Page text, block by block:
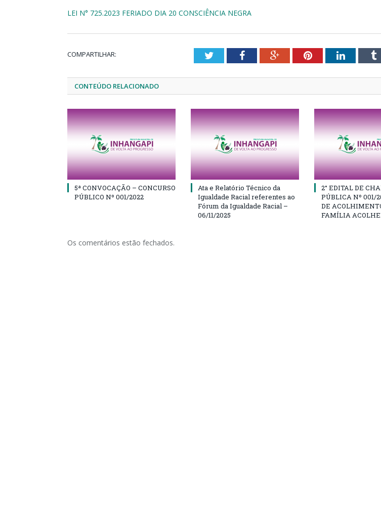
LEI N° 725.2023 FERIADO DIA 20 CONSCIÊNCIA NEGRA
COMPARTILHAR: TwitterFacebookGoogle+PinterestLinkedIn
CONTEÚDO RELACIONADO
5ª CONVOCAÇÃO – CONCURSO
PÚBLICO Nº 001/2022
Ata e Relatório Técnico da
Igualdade Racial referentes ao
Fórum da Igualdade Racial –
06/11/2025
2° EDITAL DE
PÚBLICA Nº 001/
DE
FAMÍLIA
Os comentários estão fechados.